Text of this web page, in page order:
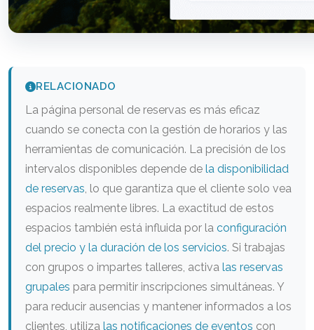
RELACIONADO
La página personal de reservas es más eficaz
cuando se conecta con la gestión de horarios y las
herramientas de comunicación. La precisión de los
intervalos disponibles depende de la disponibilidad
de reservas, lo que garantiza que el cliente solo vea
espacios realmente libres. La exactitud de estos
espacios también está influida por la configuración
del precio y la duración de los servicios. Si trabajas
con grupos o impartes talleres, activa las reservas
grupales para permitir inscripciones simultáneas. Y
para reducir ausencias y mantener informados a los
clientes, utiliza las notificaciones de eventos con